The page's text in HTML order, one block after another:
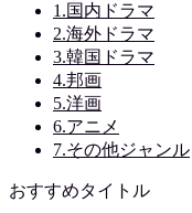
1.国内ドラマ
2.海外ドラマ
3.韓国ドラマ
4.邦画
5.洋画
6.アニメ
7.その他ジャンル
おすすめタイトル